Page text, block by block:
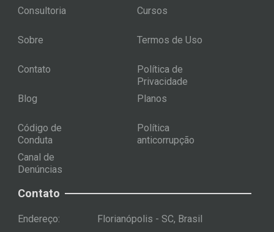
Contato
Endereço: Florianópolis - SC, Brasil
Consultoria Cursos
Sobre Termos de Uso
Contato
Política de
Privacidade
Blog
Planos
Código de
Conduta
Política
anticorrupção
Canal de
Denúncias